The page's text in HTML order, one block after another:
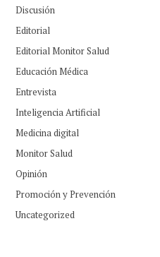
Discusión
Editorial
Editorial Monitor Salud
Educación Médica
Entrevista
Inteligencia Artificial
Medicina digital
Monitor Salud
Opinión
Promoción y Prevención
Uncategorized